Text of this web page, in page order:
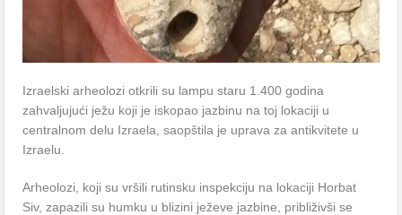
Izraelski arheolozi otkrili su lampu staru 1.400 godina
zahvaljujući ježu koji je iskopao jazbinu na toj lokaciji u
centralnom delu Izraela, saopštila je uprava za antikvitete u
Izraelu.
Arheolozi, koji su vršili rutinsku inspekciju na lokaciji Horbat
Siv, zapazili su humku u blizini ježeve jazbine, približivši se